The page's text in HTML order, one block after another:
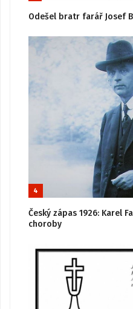
Odešel bratr farář Josef
4
Český zápas 1926: Karel
choroby